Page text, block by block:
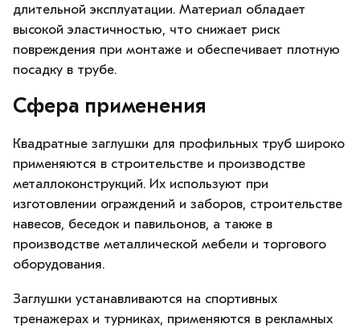
длительной эксплуатации. Материал обладает
высокой эластичностью, что снижает риск
повреждения при монтаже и обеспечивает плотную
посадку в трубе.
Сфера применения
Квадратные заглушки для профильных труб широко
применяются в строительстве и производстве
металлоконструкций. Их используют при
изготовлении ограждений и заборов, строительстве
навесов, беседок и павильонов, а также в
производстве металлической мебели и торгового
оборудования.
Заглушки устанавливаются на спортивных
тренажерах и турниках, применяются в рекламных